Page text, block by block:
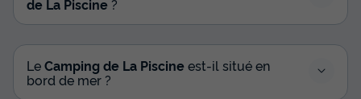
de La Piscine ?
LeCamping de La Piscine est-il situé en
bord de mer ?